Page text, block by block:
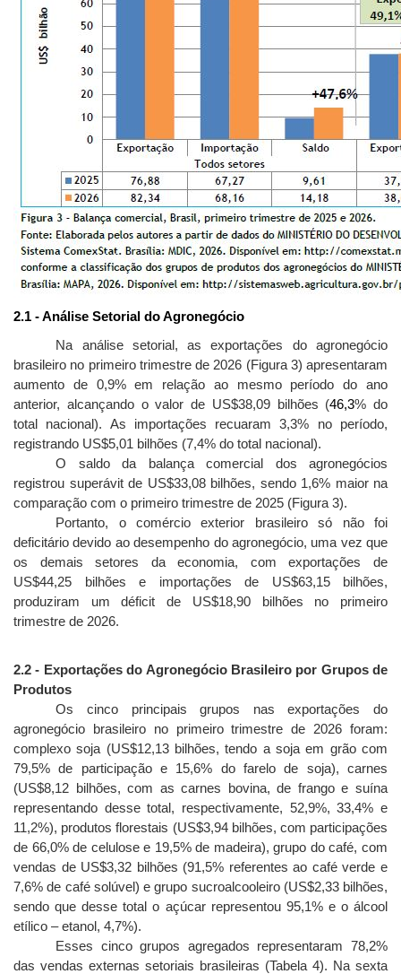
2.1 - Análise Setorial do Agronegócio
Na análise setorial, as exportações do agronegócio
brasileiro no primeiro trimestre de 2026 (Figura 3) apresentaram
aumento de 0,9% em relação ao mesmo período do ano
anterior, alcançando o valor de US$38,09 bilhões (46,3% do
total nacional). As importações recuaram 3,3% no período,
registrando US$5,01 bilhões (7,4% do total nacional).
O saldo da balança comercial dos agronegócios
registrou superávit de US$33,08 bilhões, sendo 1,6% maior na
comparação com o primeiro trimestre de 2025 (Figura 3).
Portanto, o comércio exterior brasileiro só não foi
deficitário devido ao desempenho do agronegócio, uma vez que
os demais setores da economia, com exportações de
US$44,25 bilhões e importações de US$63,15 bilhões,
produziram um déficit de US$18,90 bilhões no primeiro
trimestre de 2026.
2.2 - Exportações do Agronegócio Brasileiro por Grupos de
Produtos
Os cinco principais grupos nas exportações do
agronegócio brasileiro no primeiro trimestre de 2026 foram:
complexo soja (US$12,13 bilhões, tendo a soja em grão com
79,5% de participação e 15,6% do farelo de soja), carnes
(US$8,12 bilhões, com as carnes bovina, de frango e suína
representando desse total, respectivamente, 52,9%, 33,4% e
11,2%), produtos florestais (US$3,94 bilhões, com participações
de 66,0% de celulose e 19,5% de madeira), grupo do café, com
vendas de US$3,32 bilhões (91,5% referentes ao café verde e
7,6% de café solúvel) e grupo sucroalcooleiro (US$2,33 bilhões,
sendo que desse total o açúcar representou 95,1% e o álcool
etílico – etanol, 4,7%).
Esses cinco grupos agregados representaram 78,2%
das vendas externas setoriais brasileiras (Tabela 4). Na sexta